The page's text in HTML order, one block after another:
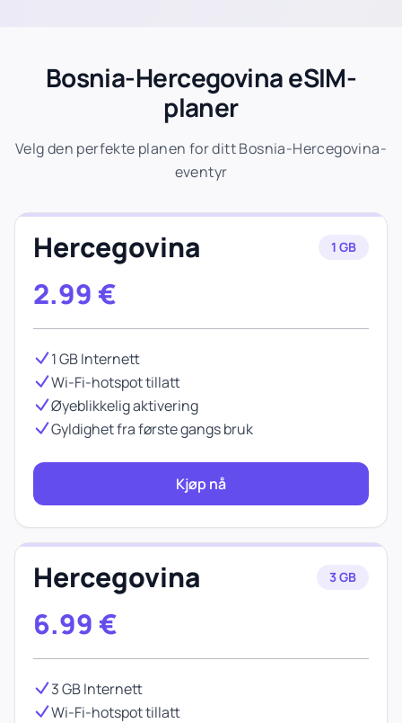
Bosnia-Hercegovina eSIM-
planer
Velg den perfekte planen for ditt Bosnia-Hercegovina-
eventyr
Hercegovina 1 GB
2.99 €
1 GB Internett
Wi-Fi-hotspot tillatt
Øyeblikkelig aktivering
Gyldighet fra første gangs bruk
Kjøp nå
Hercegovina 3 GB
6.99 €
3 GB Internett
Wi-Fi-hotspot tillatt